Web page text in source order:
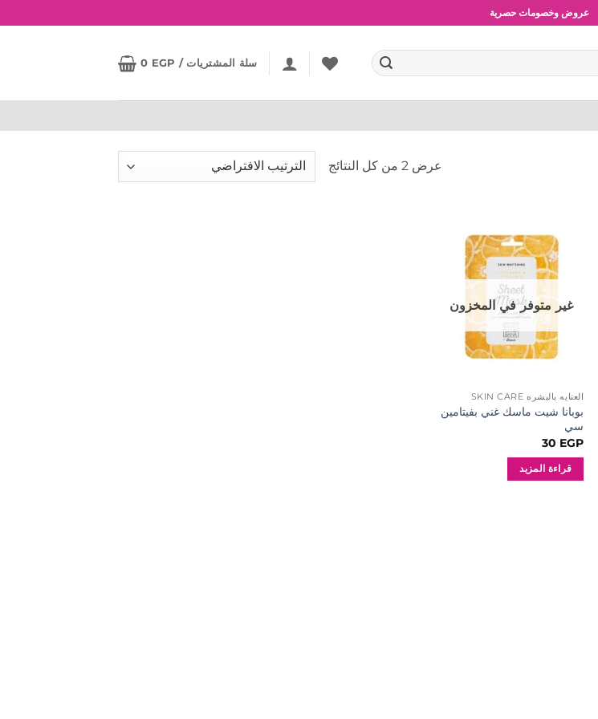
عروض وخصومات حصرية
سلة المشتريات / 0 EGP
عرض ⁦2⁩ من كل النتائج
إضافة
المفضلة
غير متوفر في المخزون
العنايه بالبشره SKIN CARE
بوبانا شيت ماسك غني بفيتامين
سي
30 EGP
قراءة المزيد